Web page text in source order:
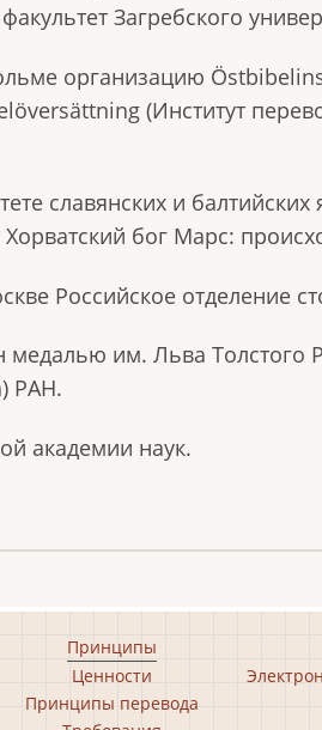
Загребского
организацию
(Институт
славянских и
бог Марс:
Российское отделение
им. Льва Толстого
РАН.
академии наук.
Принципы
Ценности
Принципы перевода